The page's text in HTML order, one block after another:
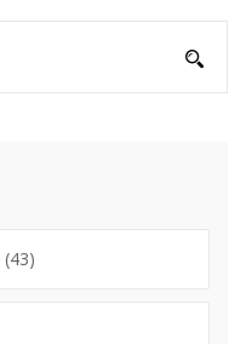
(43)